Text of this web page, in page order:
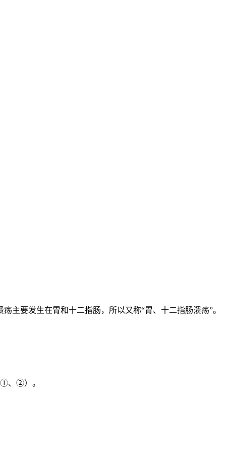
主要发生在胃和十二指肠，所以又称“胃、十二指肠溃疡”。
①、②）。